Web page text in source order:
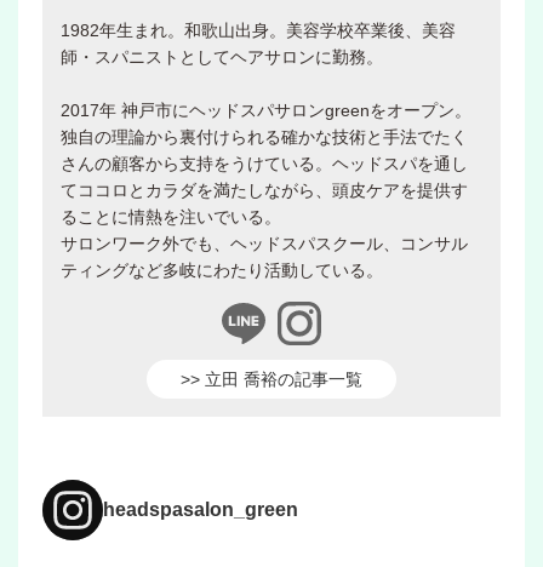
1982年生まれ。和歌山出身。美容学校卒業後、美容
師・スパニストとしてヘアサロンに勤務。
2017年 神戸市にヘッドスパサロンgreenをオープン。
独自の理論から裏付けられる確かな技術と手法でたく
さんの顧客から支持をうけている。ヘッドスパを通し
てココロとカラダを満たしながら、頭皮ケアを提供す
ることに情熱を注いでいる。
サロンワーク外でも、ヘッドスパスクール、コンサル
ティングなど多岐にわたり活動している。
>> 立田 喬裕の記事一覧
headspasalon_green